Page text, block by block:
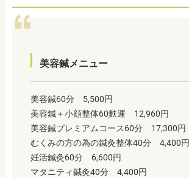
美容鍼メニュー
美容鍼60分 5,500円
美容鍼＋小顔整体60麩運 12,960円
美容鍼プレミアムコース60分 17,300円
むくみの方の為の鍼灸整体40分 4,400円
妊活鍼灸60分 6,600円
マタニティ鍼灸40分 4,400円